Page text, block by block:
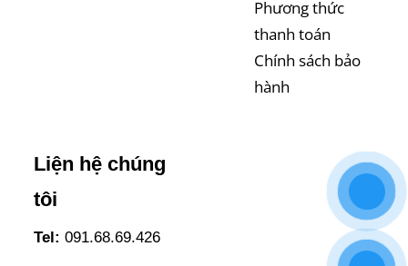
Phương thức
thanh toán
Chính sách bảo
hành
Liện hệ chúng
tôi
Tel: 091.68.69.426